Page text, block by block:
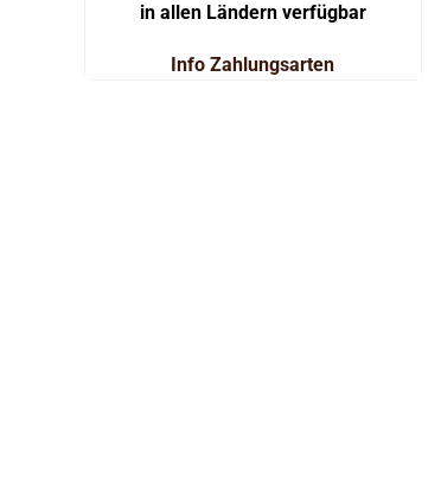
in allen Ländern verfügbar
Info Zahlungsarten